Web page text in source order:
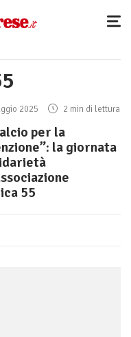
2025 2 min di lettura
per la
la giornata
55